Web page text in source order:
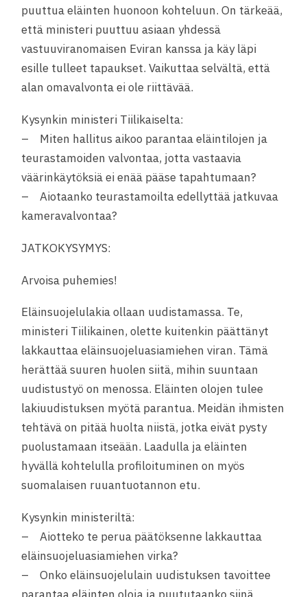
puuttua eläinten huonoon kohteluun. On tärkeää,
että ministeri puuttuu asiaan yhdessä
vastuuviranomaisen Eviran kanssa ja käy läpi
esille tulleet tapaukset. Vaikuttaa selvältä, että
alan omavalvonta ei ole riittävää.
Kysynkin ministeri Tiilikaiselta:
– Miten hallitus aikoo parantaa eläintilojen ja
teurastamoiden valvontaa, jotta vastaavia
väärinkäytöksiä ei enää pääse tapahtumaan?
– Aiotaanko teurastamoilta edellyttää jatkuvaa
kameravalvontaa?
JATKOKYSYMYS:
Arvoisa puhemies!
Eläinsuojelulakia ollaan uudistamassa. Te,
ministeri Tiilikainen, olette kuitenkin päättänyt
lakkauttaa eläinsuojeluasiamiehen viran. Tämä
herättää suuren huolen siitä, mihin suuntaan
uudistustyö on menossa. Eläinten olojen tulee
lakiuudistuksen myötä parantua. Meidän ihmisten
tehtävä on pitää huolta niistä, jotka eivät pysty
puolustamaan itseään. Laadulla ja eläinten
hyvällä kohtelulla profiloituminen on myös
suomalaisen ruuantuotannon etu.
Kysynkin ministeriltä:
– Aiotteko te perua päätöksenne lakkauttaa
eläinsuojeluasiamiehen virka?
– Onko eläinsuojelulain uudistuksen tavoittee